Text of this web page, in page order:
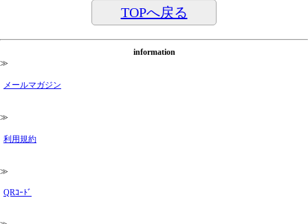
TOPへ戻る
information
≫
メールマガジン
≫
利用規約
≫
QRｺｰﾄﾞ